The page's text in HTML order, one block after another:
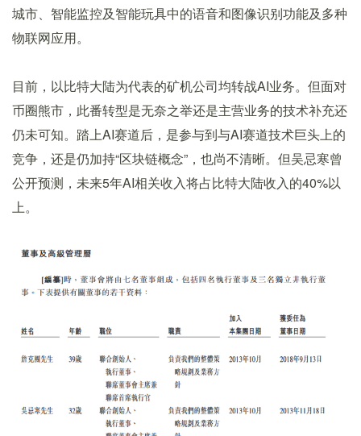
城市、智能监控及智能玩具中的语音和图像识别功能及多种
物联网应用。
目前，以比特大陆为代表的矿机公司均转战AI业务。但面对
币圈熊市，此番转型是无奈之举还是主营业务的技术补充还
仍未可知。踏上AI赛道后，是参与到与AI赛道技术巨头上的
竞争，还是仍加持“区块链概念”，也尚不清晰。但吴忌寒曾
公开预测，未来5年AI相关收入将占比特大陆收入的40%以
上。